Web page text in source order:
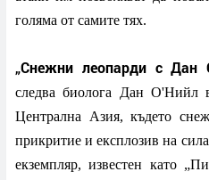
голяма от самите тях.
„Снежни леопарди с Дан
следва биолога Дан О'Нийл
Централна Азия, където
прикритие и експлозив на
екземпляр, известен като